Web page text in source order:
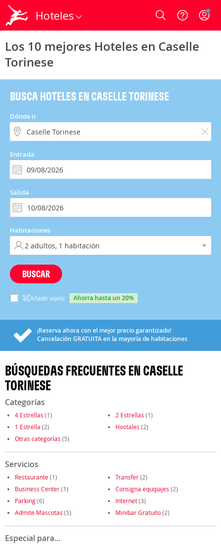
Hoteles Login
Los 10 mejores Hoteles en Caselle
Torinese
BUSCA HOTELES EN CASELLE TORINESE
Dónde ir
Entrada
Salida
Habitaciones
BUSCAR
Añadir vuelo ahorra hasta un 20%
¡Reserva ahora con el mejor precio garantizado!
Cancelación GRATUITAen la mayoría de habitaciones
BÚSQUEDAS FRECUENTES EN CASELLE
TORINESE
Categorías
4 Estrellas (1) 2 Estrellas (1)
1 Estrella (2) Hostales (2)
Otras categorías (5)
Servicios
Restaurante(1) Transfer(2)
Business Center(1) Consigna equipajes (2)
Parking(6) Internet(3)
Admite Mascotas (5) Minibar Gratuito(2)
Especial para...